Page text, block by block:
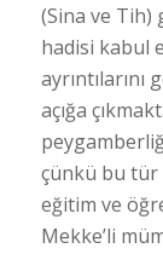
(Sina ve Tih)
hadisi kabul
açığa
çünkü bu tür
eğitim ve
Mekke’li